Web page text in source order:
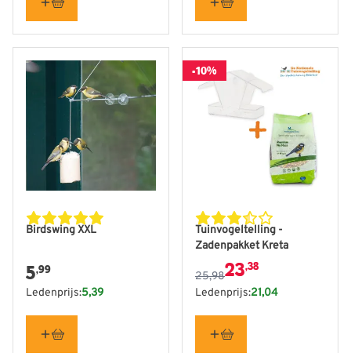
Birdswing XXL
5,99
Ledenprijs:5,39
-10%
Tuinvogeltelling -
Zadenpakket Kreta
De prijs is afhankelijk van
25,9823,38
Ledenprijs:21,04